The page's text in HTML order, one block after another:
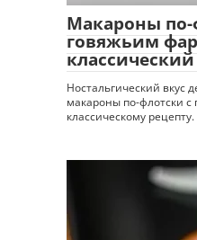
Макароны по-
говяжьим
Ностальгический вкус
макароны по-флотски
классическому